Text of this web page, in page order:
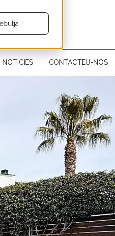
NOTÍCIES CONTACTEU-NOS